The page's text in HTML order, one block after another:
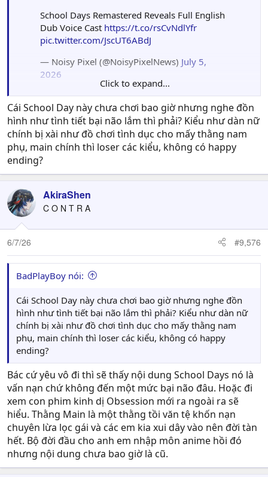
School Days Remastered Reveals Full English
Dub Voice Cast https://t.co/rsCvNdlYfr
pic.twitter.com/JscUT6ABdJ
— Noisy Pixel (@NoisyPixelNews) July 5,
2026
lmao, nghe VA mẽo tự hào vì đc voice dickoto có gì đó
sai vl
Click to expand...
Cái School Day này chưa chơi bao giờ nhưng nghe đồn
hình như tình tiết bại não lắm thì phải? Kiểu như dàn nữ
chính bị xài như đồ chơi tình dục cho mấy thằng nam
phụ, main chính thì loser các kiểu, không có happy
ending?
AkiraShen
C O N T R A
6/7/26 #9,576
BadPlayBoy nói:
Cái School Day này chưa chơi bao giờ nhưng nghe đồn
hình như tình tiết bại não lắm thì phải? Kiểu như dàn nữ
chính bị xài như đồ chơi tình dục cho mấy thằng nam
phụ, main chính thì loser các kiểu, không có happy
ending?
Bác cứ yêu vô đi thì sẽ thấy nội dung School Days nó là
vấn nạn chứ không đến một mức bại não đâu. Hoặc đi
xem con phim kinh dị Obsession mới ra ngoài ra sẽ
hiểu. Thằng Main là một thằng tồi văn tệ khốn nạn
chuyên lừa lọc gái và các em kia xui dây vào nên đời tàn
hết. Bộ đời đầu cho anh em nhập môn anime hồi đó
nhưng nội dung chưa bao giờ là cũ.